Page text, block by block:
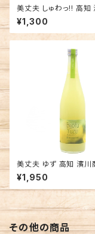
美丈夫 しゅわっ!! 高知
店 日本酒 スパークリン
¥1,300
美丈夫 ゆず 高知 濱川
ュール
¥1,950
その他の商品